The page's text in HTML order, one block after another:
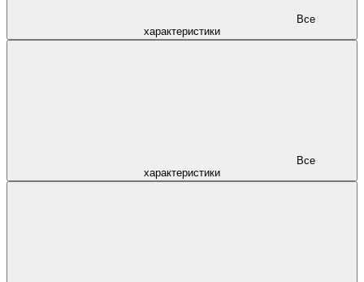
характеристики
характеристики